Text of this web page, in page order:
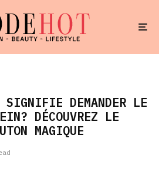
SIGNIFIE DEMANDER LE
DÉCOUVREZ LE
MAGIQUE